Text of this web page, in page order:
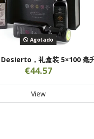
Agotado
，礼盒装 5×100 毫升
€44.57
View